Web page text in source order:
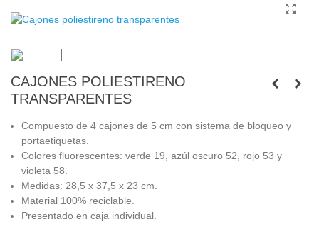
CAJONES POLIESTIRENO
TRANSPARENTES
Compuesto de 4 cajones de 5 cm con sistema de bloqueo y
portaetiquetas.
Colores fluorescentes: verde 19, azúl oscuro 52, rojo 53 y
violeta 58.
Medidas: 28,5 x 37,5 x 23 cm.
Material 100% reciclable.
Presentado en caja individual.